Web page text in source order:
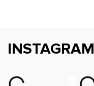
INSTAGRAM